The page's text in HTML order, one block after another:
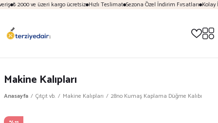
₺ 2000 ve üzeri kargo ücretsiz Hızlı Teslimat Sezona Özel İndirim Fırsatları Kolay
Makine Kalıpları
Anasayfa Çıtçıt vb. Makine Kalıpları 28no Kumaş Kaplama Düğme Kalıbı